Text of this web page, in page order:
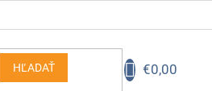
HĽADAŤ
KOŠÍK
€0,00